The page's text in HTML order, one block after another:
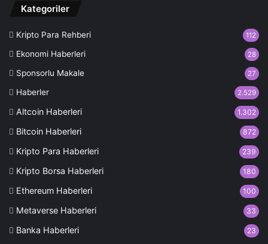
Kategoriler
Kripto Para Rehberi 112
Ekonomi Haberleri 28
Sponsorlu Makale 27
Haberler 2.529
Altcoin Haberleri 1.302
Bitcoin Haberleri 872
Kripto Para Haberleri 239
Kripto Borsa Haberleri 180
Ethereum Haberleri 100
Metaverse Haberleri 33
Banka Haberleri 23